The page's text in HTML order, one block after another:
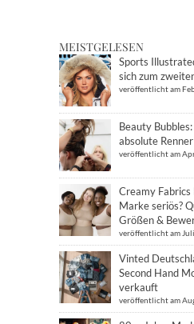
MEISTGELESEN
Sports
sich zum
veröffentlicht am
Beauty
absolute
veröffentlicht am
Creamy
Marke seriös?
Größen &
veröffentlicht am
Vinted
Second Hand
verkauft
veröffentlicht am